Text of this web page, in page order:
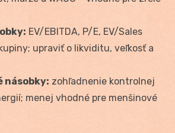
EV/EBITDA, P/E, EV/Sales
upraviť o likviditu, veľkosť a
násobky: zohľadnenie kontrolnej
menej vhodné pre menšinové